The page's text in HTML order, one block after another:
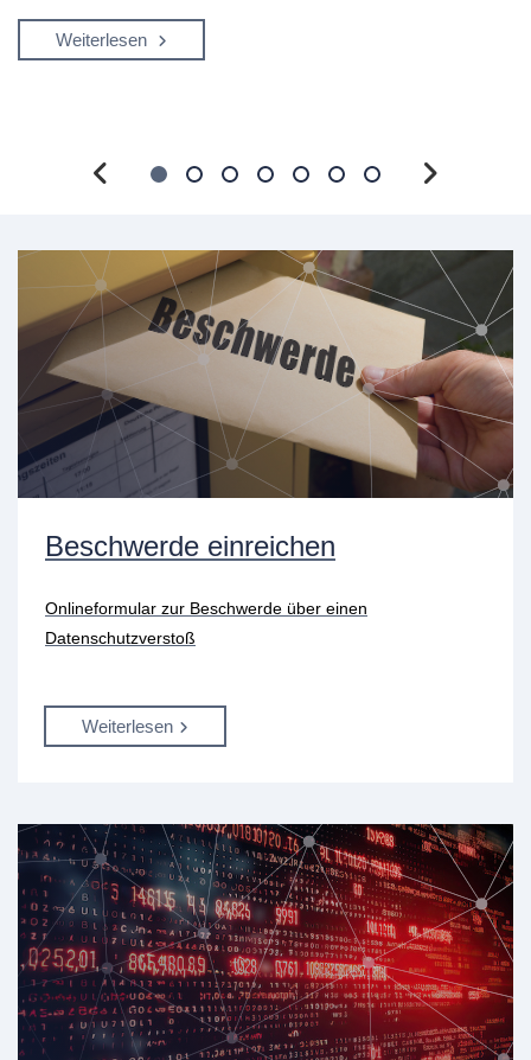
Weiterlesen
Beschwerde einreichen
Onlineformular zur Beschwerde über einen
Datenschutzverstoß
Weiterlesen